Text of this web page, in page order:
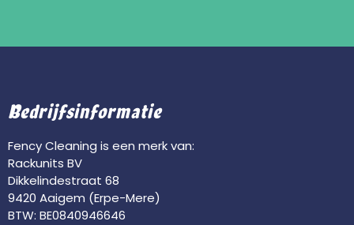
Bedrijfsinformatie
Fency Cleaning is een merk van:
Rackunits BV
Dikkelindestraat 68
9420 Aaigem (Erpe-Mere)
BTW: BE0840946646